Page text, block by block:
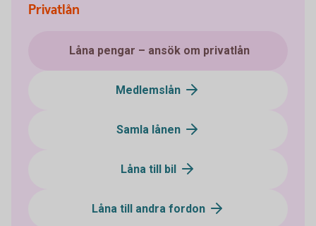
Privatlån
Låna pengar – ansök om privatlån
Medlemslån
Samla lånen
Låna till bil
Låna till andra fordon